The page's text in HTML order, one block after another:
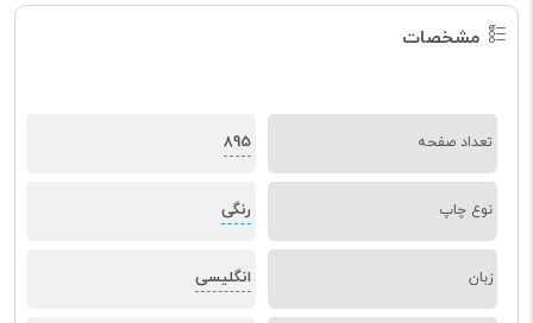
مشخصات
تعداد صفحه 895
نوع چاپ رنگی
زبان انگلیسی